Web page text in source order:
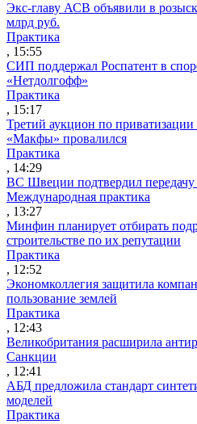
Экс-главу АСВ объявили в
млрд руб.
Практика
, 15:55
СИП поддержал Роспатент в
«Нетдолгофф»
Практика
, 15:17
Третий аукцион по приватизации
«Макфы» провалился
Практика
, 14:29
ВС Швеции подтвердил передачу
Международная практика
, 13:27
Минфин планирует отбирать
строительстве по их репутации
Практика
, 12:52
Экономколлегия защитила
пользование землей
Практика
, 12:43
Великобритания расширила
Санкции
, 12:41
АБД предложила стандарт
моделей
Практика